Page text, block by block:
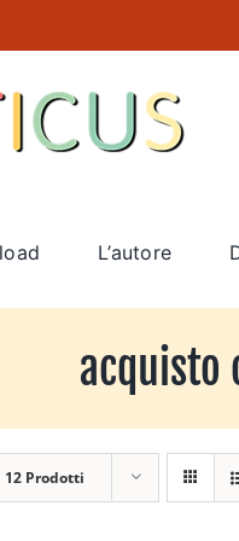
L’autore
acquisto
12 Prodotti